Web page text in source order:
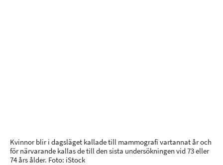
Kvinnor blir i dagsläget kallade till mammografi vartannat år och
för närvarande kallas de till den sista undersökningen vid 73 eller
74 års ålder. Foto: iStock